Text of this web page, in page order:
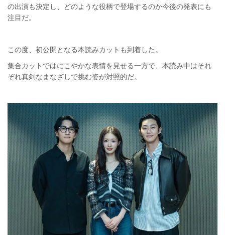
の出演も決定し、どのような役柄で登場するのか今後の発表にも
注目だ。
この度、初公開となる本読みカットも到着した。
集合カットではにこやかな表情を見せる一方で、本読み中はそれ
ぞれ真剣なまなざしで挑む姿が対照的だ。